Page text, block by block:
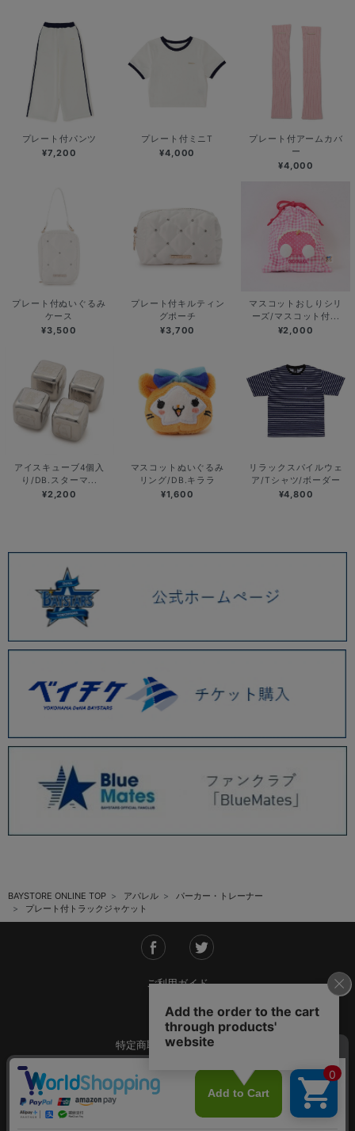
プレート付パンツ
¥7,200
プレート付ミニT
¥4,000
プレート付アームカバ
ー
¥4,000
プレート付ぬいぐるみ
ケース
¥3,500
プレート付キルティン
グポーチ
¥3,700
マスコットおしりシリ
ーズ/マスコット付...
¥2,000
アイスキューブ4個入
り/DB.スターマ...
¥2,200
マスコットぬいぐるみ
リング/DB.キララ
¥1,600
リラックスパイルウェ
ア/Tシャツ/ボーダー
¥4,800
BAYSTORE ONLINE TOP アパレル
パーカー・トレーナー
プレート付トラックジャケット
ご利用ガイド
会社概要
特定商取引法に基づく表記
ご利用規約